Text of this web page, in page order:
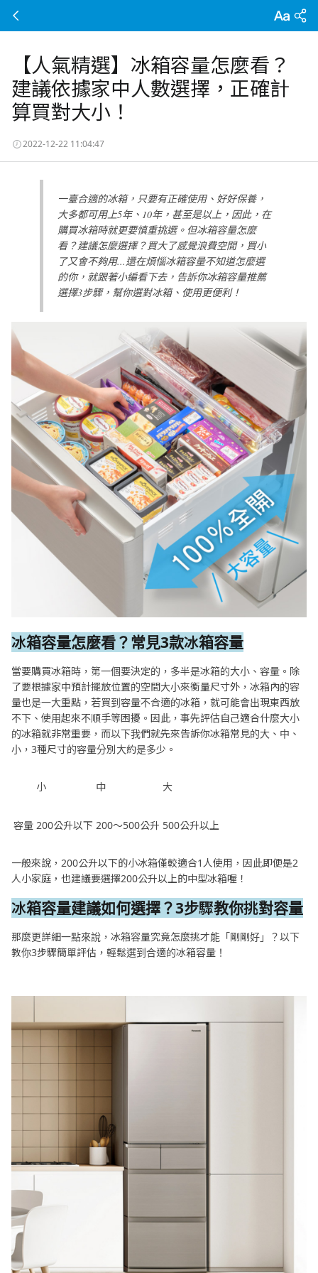
【人氣精選】冰箱容量怎麼看？
建議依據家中人數選擇，正確計
算買對大小！
2022-12-22 11:04:47
一臺合適的冰箱，只要有正確使用、好好保養，
大多都可用上5年、10年，甚至是以上，因此，在
購買冰箱時就更要慎重挑選。但冰箱容量怎麼
看？建議怎麼選擇？買大了感覺浪費空間，買小
了又會不夠用...還在煩惱冰箱容量不知道怎麼選
的你，就跟著小編看下去，告訴你冰箱容量推薦
選擇3步驟，幫你選對冰箱、使用更便利！
冰箱容量怎麼看？常見3款冰箱容量
當要購買冰箱時，第一個要決定的，多半是冰箱的大小、容量。除
了要根據家中預計擺放位置的空間大小來衡量尺寸外，冰箱內的容
量也是一大重點，若買到容量不合適的冰箱，就可能會出現東西放
不下、使用起來不順手等困擾。因此，事先評估自己適合什麼大小
的冰箱就非常重要，而以下我們就先來告訴你冰箱常見的大、中、
小，3種尺寸的容量分別大約是多少。
小 中 大
容量 200公升以下 200～500公升 500公升以上
一般來說，200公升以下的小冰箱僅較適合1人使用，因此即便是2
人小家庭，也建議要選擇200公升以上的中型冰箱喔！
冰箱容量建議如何選擇？3步驟教你挑對容量
那麼更詳細一點來說，冰箱容量究竟怎麼挑才能「剛剛好」？以下
教你3步驟簡單評估，輕鬆選到合適的冰箱容量！